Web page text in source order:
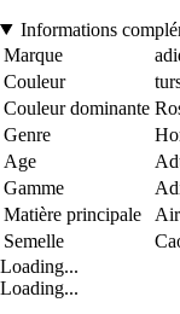
Informations
Marque
Couleur
Couleur dominante
Genre
Age
Gamme
Matière principale
Semelle
Loading...
Loading...